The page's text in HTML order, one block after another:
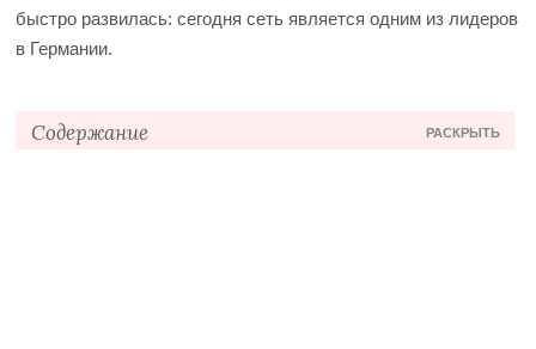
быстро развилась: сегодня сеть является одним из лидеров
в Германии.
Содержание РАСКРЫТЬ